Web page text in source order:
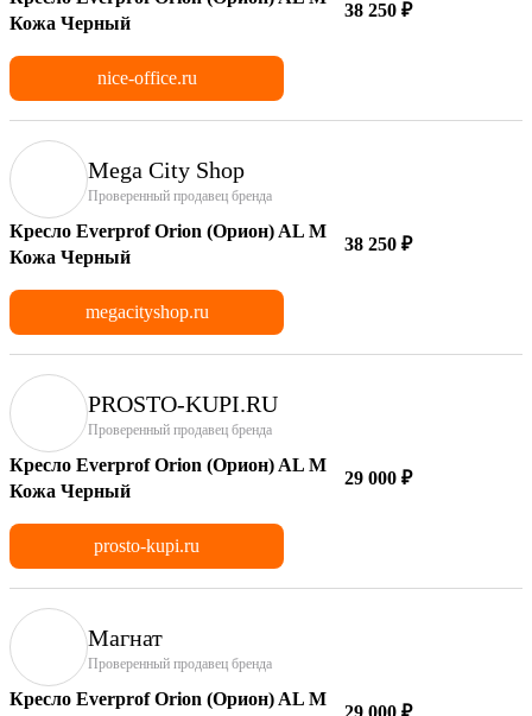
Кожа Черный
38 250 ₽
nice-office.ru
Mega City Shop
Проверенный продавец бренда
Кресло Everprof Orion (Орион) AL M
Кожа Черный
38 250 ₽
megacityshop.ru
PROSTO-KUPI.RU
Проверенный продавец бренда
Кресло Everprof Orion (Орион) AL M
Кожа Черный
29 000 ₽
prosto-kupi.ru
Магнат
Проверенный продавец бренда
Кресло Everprof Orion (Орион) AL M
29 000 ₽